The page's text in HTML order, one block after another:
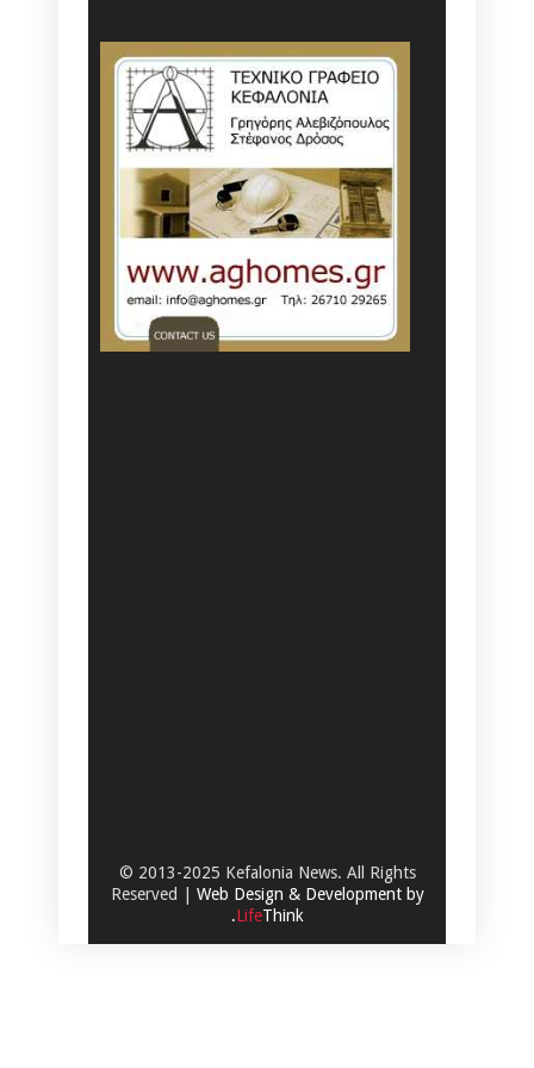
© 2013-2025 Kefalonia News. All Rights
Reserved | Web Design & Development by
.LifeThink